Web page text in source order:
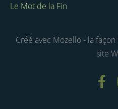
Le Mot de la Fin
Créé avec Mozello- la façon
site